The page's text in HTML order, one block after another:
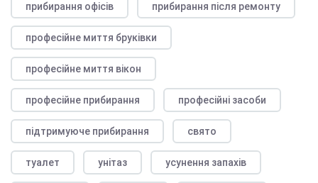
прибирання офісів прибирання після ремонту
професійне миття бруківки
професійне миття вікон
професійне прибирання професійні засоби
підтримуюче прибирання свято
туалет унітаз усунення запахів